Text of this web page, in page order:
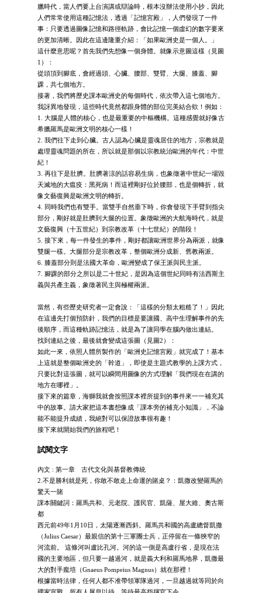
臘時代，當人們要上台演講或辯論時，根本沒辦法使用小抄，因此
人們常常使用這種記憶法，透過「記憶宮殿」，人們發現了一件
事：只要透過圖像記憶和路徑軌跡，會比記憶一個虛幻的數字要來
的更加清晰。因此在這邊隆重介紹：「如果歐洲史是一個人。」
這什麼意思呢？首先我們先想像一個身體。就像示意圖這樣（見圖
1）：
從頭頂到腳底，會經過頭、心臟、腰部、雙臂、大腿、膝蓋、腳
踝，共七個地方。
接著，我們將歷史課本歐洲史的每個時代，依次帶入這七個地方。
我訝異地發現，這些時代竟然都跟身體的部位完美結合欸！例如：
1. 大腦是人體的核心，也是最重要的中樞機構。這種感覺就好像古
希臘羅馬是歐洲文明的核心一樣！
2. 我們往下走到心臟。古人認為心臟是靈魂居住的地方，宗教就是
處理靈魂問題的所在，所以就是那個以宗教統治歐洲的年代：中世
紀！
3. 再往下是肚臍。肚臍著涼的話容易生病，也象徵著中世紀一場毀
天滅地的大瘟疫：黑死病！而這裡剛好位於腰部，也是個轉折，就
像文藝復興是歐洲文明的轉折。
4. 同時我們也有雙手。當雙手自然垂下時，你會發現下手臂到指尖
部分，剛好就是肚臍到大腿的位置。象徵歐洲的大航海時代，就是
文藝復興（十五世紀）到宗教改革（十七世紀）的階段！
5. 接下來，每一件發生的事件，剛好都讓歐洲世界分為兩派，就像
雙腿一樣。大腿部分是宗教改革，整個歐洲分成新、舊教兩派。
6. 膝蓋部分則是法國大革命，歐洲變成了保王派與民主派。
7. 腳踝的部分之所以是二十世紀，是因為這個世紀同時有法西斯主
義與共產主義，象徵著民主與極權兩派。
當然，有些歷史研究者一定會說：「這樣的分類太粗糙了！」因此
在這邊先打個預防針，我們的目標是要讓國、高中生理解事件的先
後順序，而這種軌跡記憶法，就是為了讓同學在腦內做出連結。
找到連結之後，最後就會變成這張圖（見圖2）：
如此一來，依照人體所製作的「歐洲史記憶宮殿」就完成了！基本
上這就是整個歐洲史的「幹道」，即使是主題式教學的上課方式，
只要比對這張圖，就可以瞬間用圖像的方式理解「我們現在在講的
地方在哪裡」。
接下來的篇章，海獅我就會按照課本裡所提到的事件來一一補充其
中的故事。請大家把這本書想像成「課本旁的補充小知識」，不論
能不能提升成績，我絕對可以保證故事很有趣！
接下來就開始我們的旅程吧！
試閱文字
內文 : 第一章 古代文化與基督教傳統
2.不是勝利就是死，你敢不敢走上命運的賭桌？：凱撒改變羅馬的
驚天一賭
課本關鍵詞：羅馬共和、元老院、護民官、凱薩、屋大維、奧古斯
都
西元前49年1月10日，太陽逐漸西斜。羅馬共和國的高盧總督凱撒
（Julius Caesar）最親信的第十三軍團士兵，正停留在一條狹窄的
河流前。 這條河叫盧比孔河。河的這一側是高盧行省，是現在法
國的主要地區，但只要一越過河，就是義大利和羅馬地界，凱撒最
大的對手龐培（Gnaeus Pompeius Magnus）就在那裡！
根據當時法律，任何人都不准帶領軍隊過河，一旦越過就等同於向